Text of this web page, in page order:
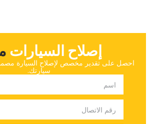
إصلاح السيارات
‏احصل على تقدير مخصص لإصلاح السيارة
سيارتك.‏